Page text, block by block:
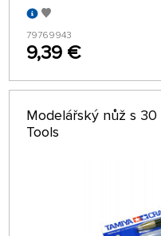
79769943
9,39 €
Modelářský nůž s
Tools